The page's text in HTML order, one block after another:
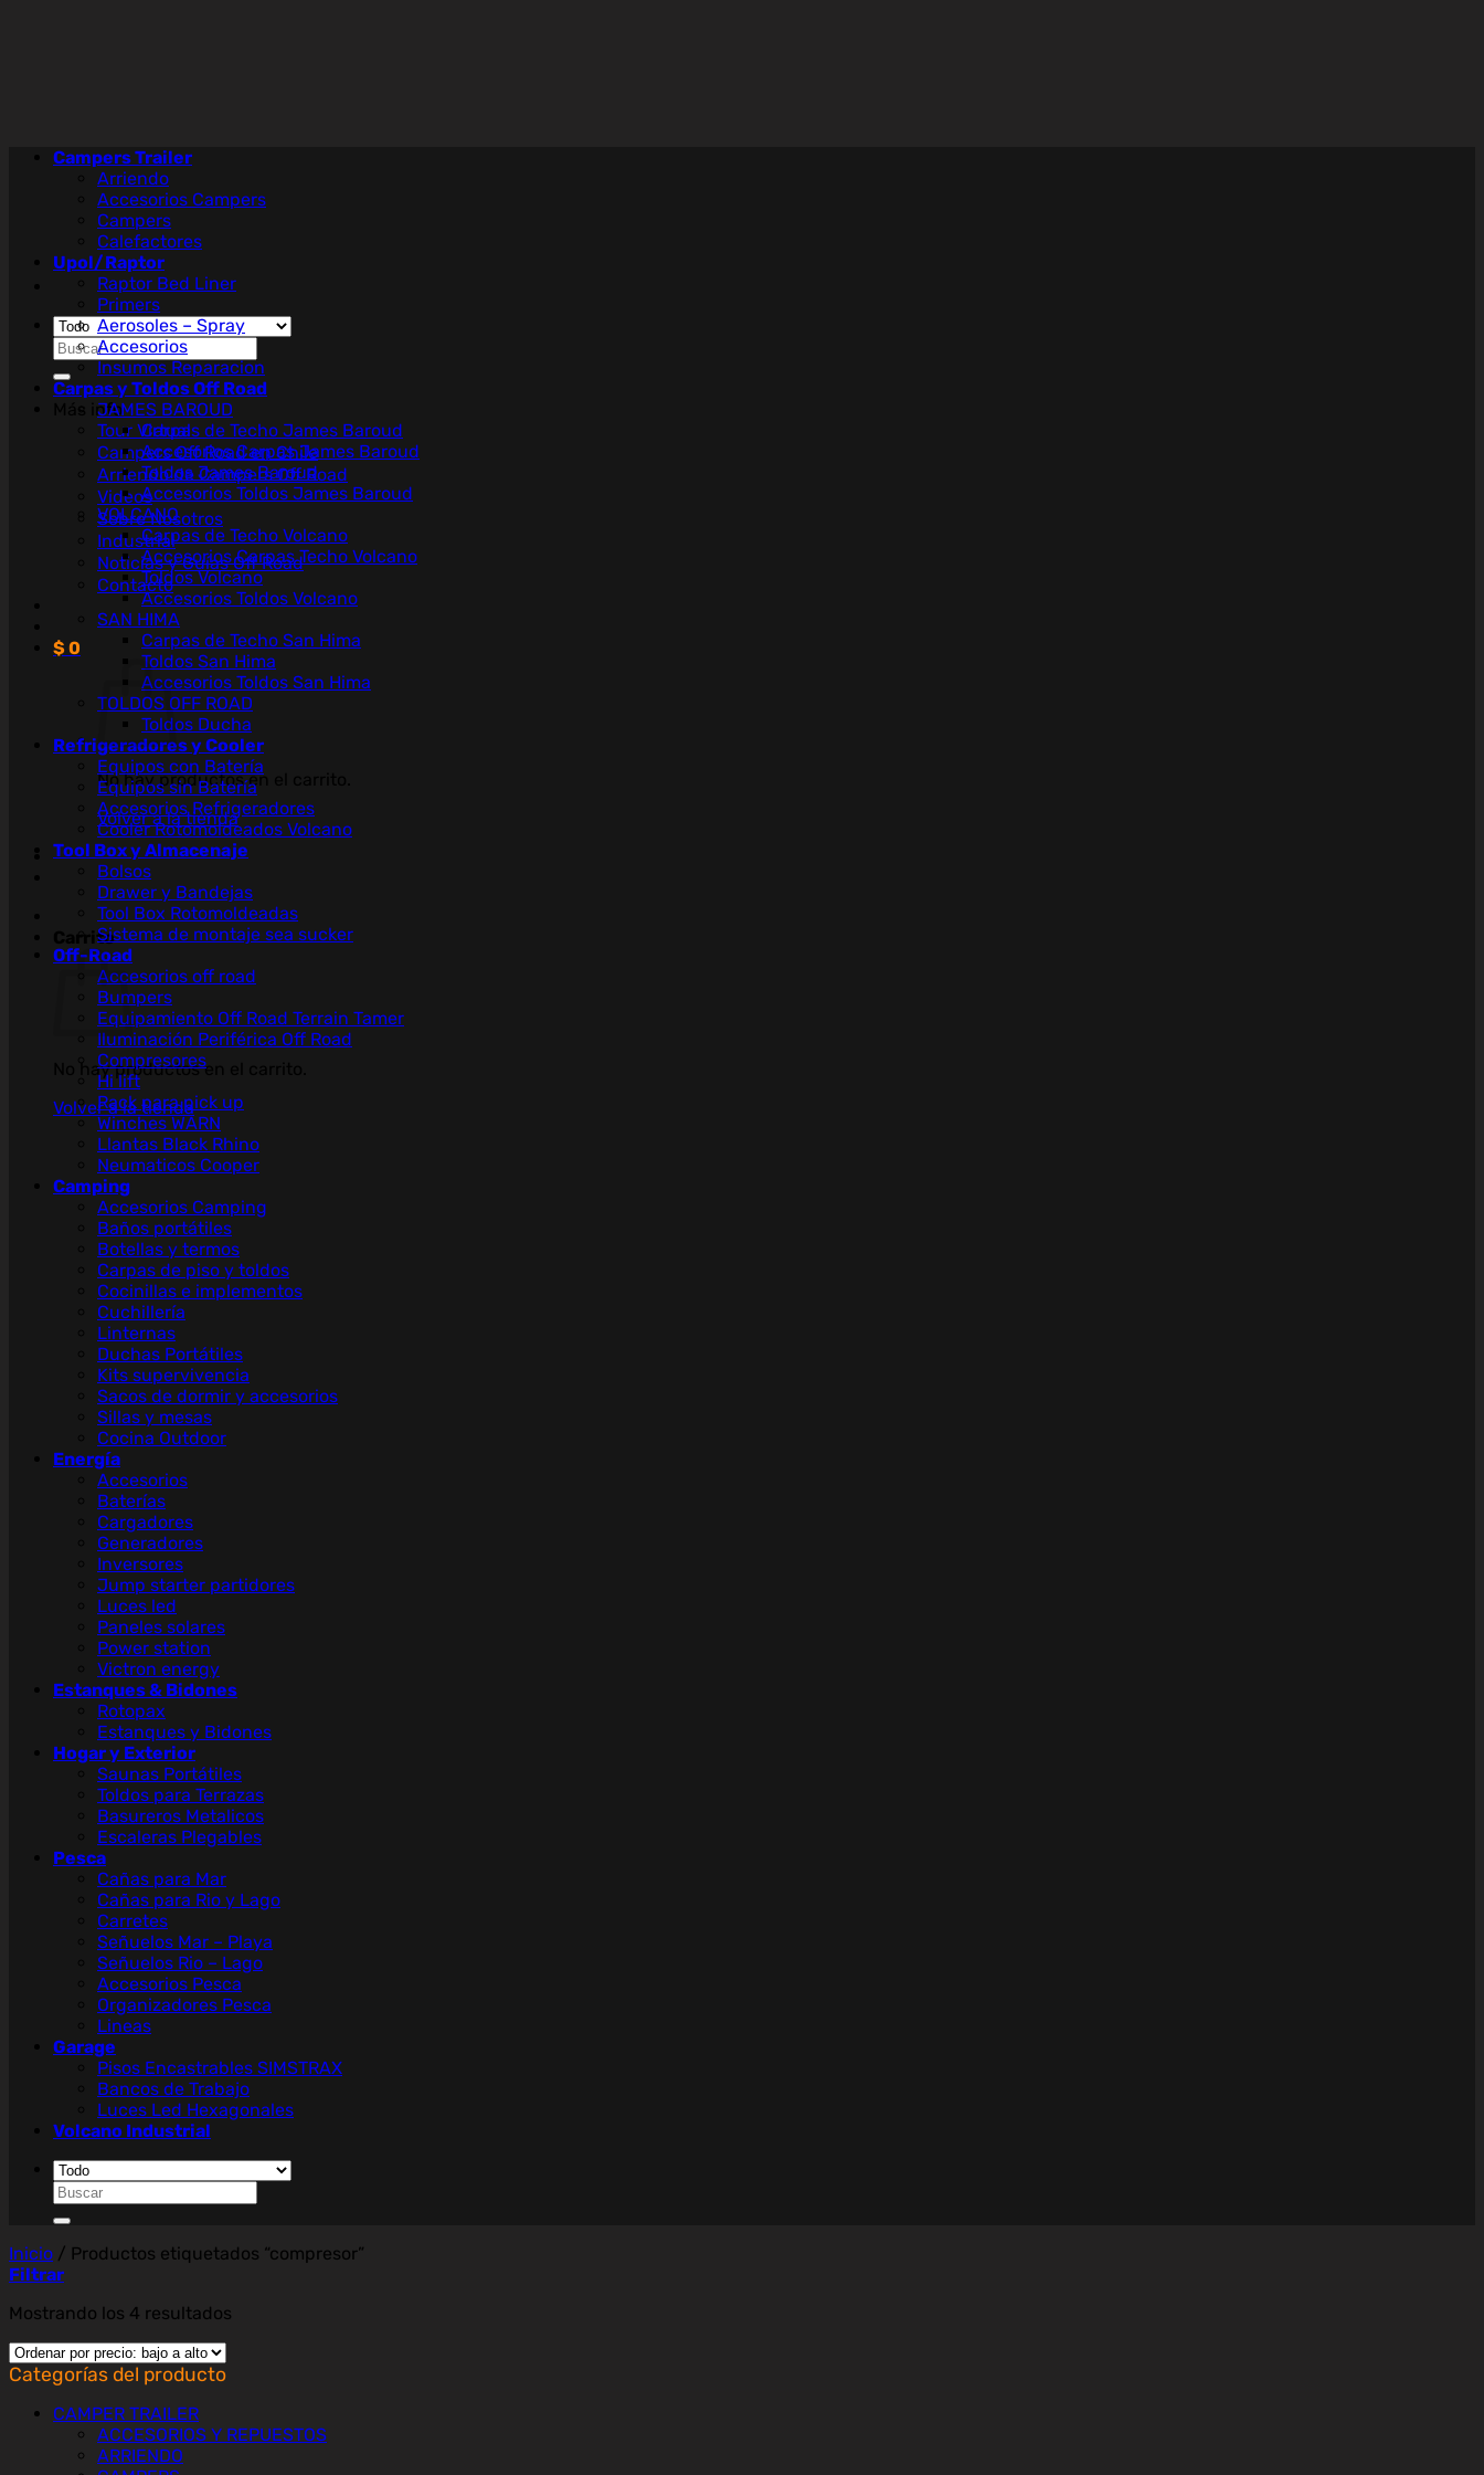
Buscar
por:
Más info
Tour Virtual
Campers Off Road en Chile
Arriendo de Campers Off Road
Videos
Sobre Nosotros
Industrial
Noticias y Guías Off Road
Contacto
$0
No hay productos en el carrito.
Volver a la tienda
Carrito
No hay productos en el carrito.
Volver a la tienda
Campers Trailer
Arriendo
Accesorios Campers
Campers
Calefactores
Upol/Raptor
Raptor Bed Liner
Primers
Aerosoles – Spray
Accesorios
Insumos Reparacion
Carpas y Toldos Off Road
JAMES BAROUD
Carpas de Techo James Baroud
Accesorios Carpas James Baroud
Toldos James Baroud
Accesorios Toldos James Baroud
VOLCANO
Carpas de Techo Volcano
Accesorios Carpas Techo Volcano
Toldos Volcano
Accesorios Toldos Volcano
SAN HIMA
Carpas de Techo San Hima
Toldos San Hima
Accesorios Toldos San Hima
TOLDOS OFF ROAD
Toldos Ducha
Refrigeradores y Cooler
Equipos con Batería
Equipos sin Batería
Accesorios Refrigeradores
Cooler Rotomoldeados Volcano
Tool Box y Almacenaje
Bolsos
Drawer y Bandejas
Tool Box Rotomoldeadas
Sistema de montaje sea sucker
Off-Road
Accesorios off road
Bumpers
Equipamiento Off Road Terrain Tamer
Iluminación Periférica Off Road
Compresores
Hi lift
Rack para pick up
Winches WARN
Llantas Black Rhino
Neumaticos Cooper
Camping
Accesorios Camping
Baños portátiles
Botellas y termos
Carpas de piso y toldos
Cocinillas e implementos
Cuchillería
Linternas
Duchas Portátiles
Kits supervivencia
Sacos de dormir y accesorios
Sillas y mesas
Cocina Outdoor
Energía
Accesorios
Baterías
Cargadores
Generadores
Inversores
Jump starter partidores
Luces led
Paneles solares
Power station
Victron energy
Estanques & Bidones
Rotopax
Estanques y Bidones
Hogar y Exterior
Saunas Portátiles
Toldos para Terrazas
Basureros Metalicos
Escaleras Plegables
Pesca
Cañas para Mar
Cañas para Rio y Lago
Carretes
Señuelos Mar – Playa
Señuelos Rio – Lago
Accesorios Pesca
Organizadores Pesca
Lineas
Garage
Pisos Encastrables SIMSTRAX
Bancos de Trabajo
Luces Led Hexagonales
Volcano Industrial
Buscar
por:
Inicio / Productos etiquetados “compresor”
Filtrar
Mostrando los 4 resultados
Categorías del producto
CAMPER TRAILER
ACCESORIOS Y REPUESTOS
ARRIENDO